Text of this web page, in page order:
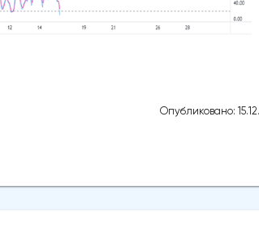
Опубликовано: